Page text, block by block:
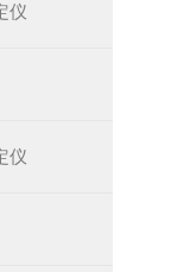
仪
仪